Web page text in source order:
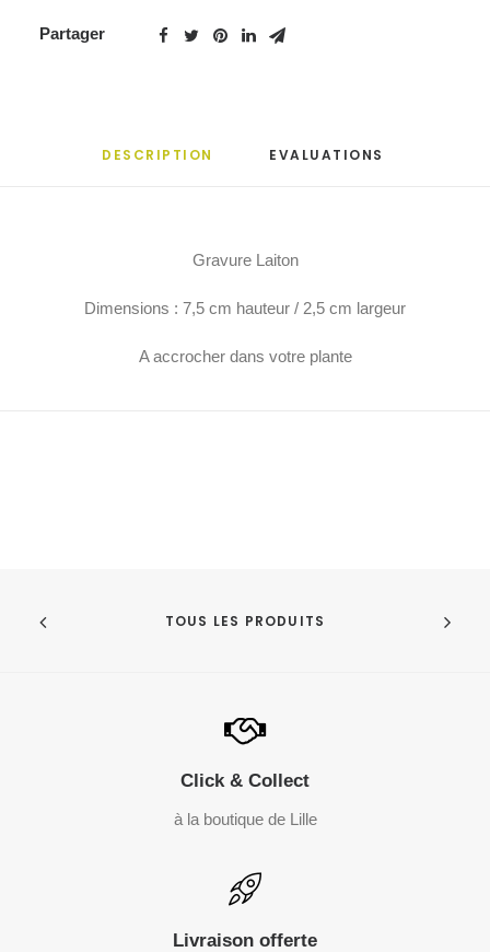
Partager
DESCRIPTION EVALUATIONS
Gravure Laiton
Dimensions : 7,5 cm hauteur / 2,5 cm largeur
A accrocher dans votre plante
TOUS LES PRODUITS
Click & Collect
à la boutique de Lille
Livraison offerte